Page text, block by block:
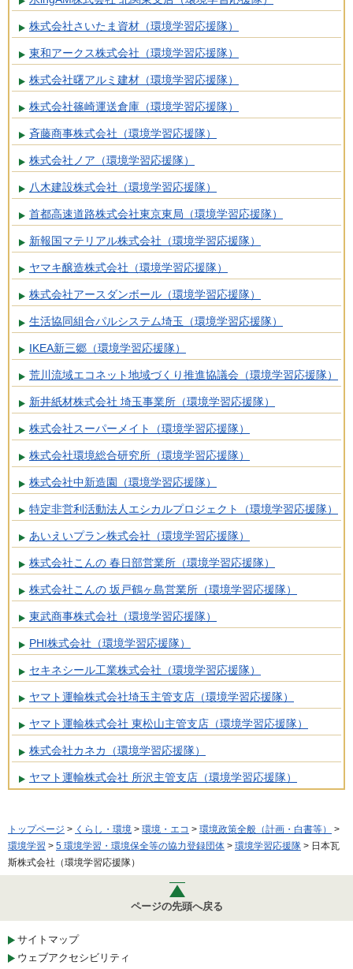
株式会社さいたま資材（環境学習応援隊）
東和アークス株式会社（環境学習応援隊）
株式会社曙アルミ建材（環境学習応援隊）
株式会社篠崎運送倉庫（環境学習応援隊）
斉藤商事株式会社（環境学習応援隊）
株式会社ノア（環境学習応援隊）
八木建設株式会社（環境学習応援隊）
首都高速道路株式会社東京東局（環境学習応援隊）
新報国マテリアル株式会社（環境学習応援隊）
ヤマキ醸造株式会社（環境学習応援隊）
株式会社アースダンボール（環境学習応援隊）
生活協同組合パルシステム埼玉（環境学習応援隊）
IKEA新三郷（環境学習応援隊）
荒川流域エコネット地域づくり推進協議会（環境学習応援隊）
新井紙材株式会社 埼玉事業所（環境学習応援隊）
株式会社スーパーメイト（環境学習応援隊）
株式会社環境総合研究所（環境学習応援隊）
株式会社中新造園（環境学習応援隊）
特定非営利活動法人エシカルプロジェクト（環境学習応援隊）
あいえいプラン株式会社（環境学習応援隊）
株式会社こんの 春日部営業所（環境学習応援隊）
株式会社こんの 坂戸鶴ヶ島営業所（環境学習応援隊）
東武商事株式会社（環境学習応援隊）
PHI株式会社（環境学習応援隊）
セキネシール工業株式会社（環境学習応援隊）
ヤマト運輸株式会社埼玉主管支店（環境学習応援隊）
ヤマト運輸株式会社 東松山主管支店（環境学習応援隊）
株式会社カネカ（環境学習応援隊）
ヤマト運輸株式会社 所沢主管支店（環境学習応援隊）
トップページ > くらし・環境 > 環境・エコ > 環境政策全般（計画・白書等）
>
環境学習 > 5 環境学習・環境保全等の協力登録団体 > 環境学習応援隊 > 日本瓦
斯株式会社（環境学習応援隊）
ページの先頭へ戻る
サイトマップ
ウェブアクセシビリティ